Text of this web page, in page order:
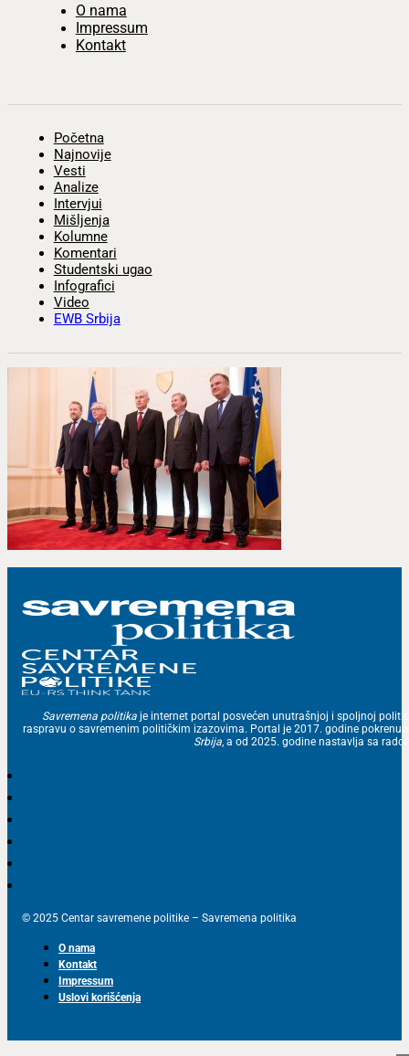
O nama
Impressum
Kontakt
Početna
Najnovije
Vesti
Analize
Intervjui
Mišljenja
Kolumne
Komentari
Studentski ugao
Infografici
Video
EWB Srbija
Savremena politika je internet portal posvećen unutrašnjoj i spoljnoj
raspravu o savremenim političkim izazovima. Portal je 2017. godine
Srbija, a od 2025. godine nastavlja sa
© 2025 Centar savremene politike – Savremena politika
O nama
Kontakt
Impressum
Uslovi korišćenja